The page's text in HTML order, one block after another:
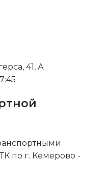
41, А
по г. Кемерово -